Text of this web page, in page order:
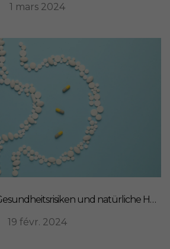
1 mars 2024
Helicobacter pylori: Gesundheitsrisiken und natürliche Heilmittel
19 févr. 2024